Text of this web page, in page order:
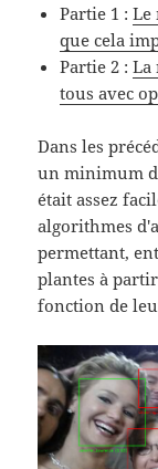
Partie 1 :Le
que cela
Partie 2 :La
tous avec
Dans les
un minimum
était assez
algorithmes
permettant,
plantes à
fonction de